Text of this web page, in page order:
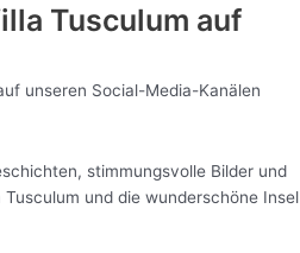
Tusculum auf
unseren Social-Media-Kanälen
stimmungsvolle Bilder und
Tusculum und die wunderschöne Insel